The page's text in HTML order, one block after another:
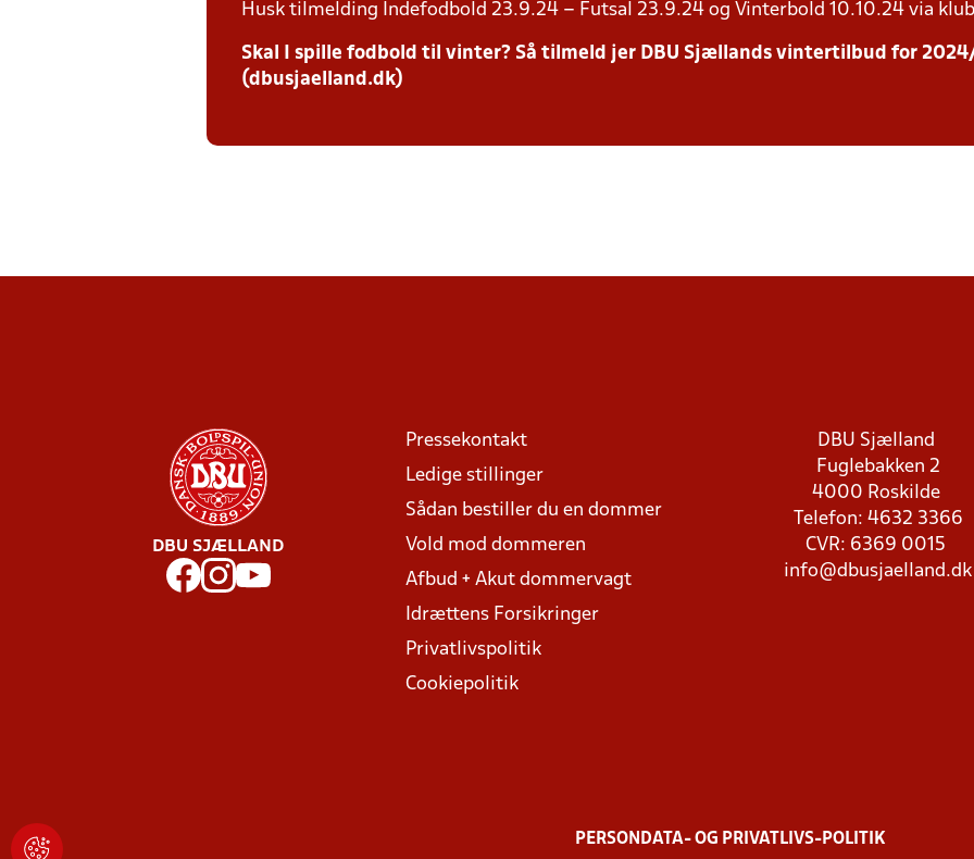
Husk tilmelding Indefodbold 23.9.24 – Futsal 23.9.24 og Vinterbold 10.10.24 via
Skal I spille fodbold til vinter? Så tilmeld jer DBU Sjællands vintertilbud for
(dbusjaelland.dk)
DBU SJÆLLAND
Pressekontakt
Ledige stillinger
Sådan bestiller du en dommer
Vold mod dommeren
Afbud + Akut dommervagt
Idrættens Forsikringer
Privatlivspolitik
Cookiepolitik
DBU Sjælland
Fuglebakken 2
4000 Roskilde
Telefon: 4632 3366
CVR: 6369 0015
info@dbusjaelland.dk
PERSONDATA- OG PRIVATLIVS-POLITIK